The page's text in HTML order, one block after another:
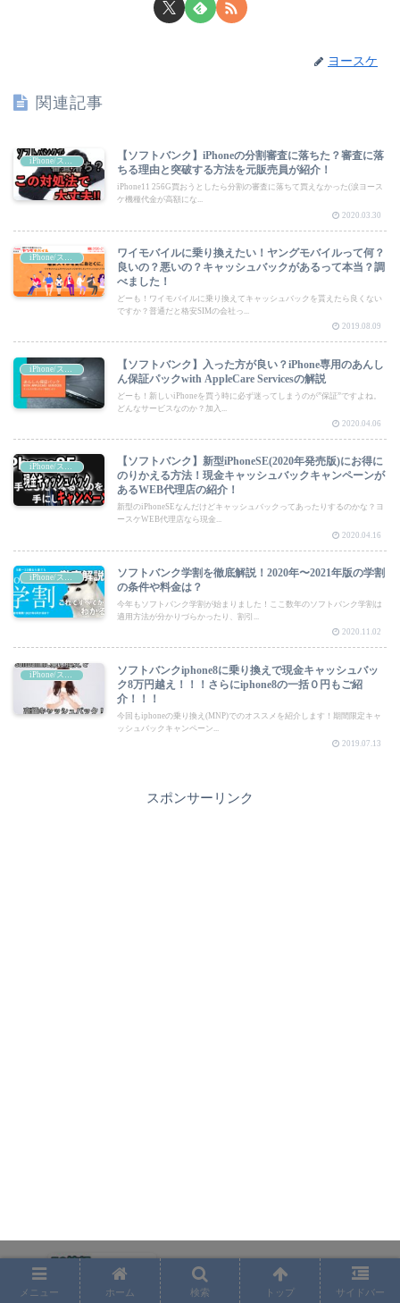
ヨースケ
関連記事
【ソフトバンク】iPhoneの分割審査に落ちた？審査に落
ちる理由と突破する方法を元販売員が紹介！
iPhone11 256G買おうとしたら分割の審査に落ちて買えなかった(涙ヨース
ケ機種代金が高額にな...
2020.03.30
iPhone/スマートフォン
ワイモバイルに乗り換えたい！ヤングモバイルって何？
良いの？悪いの？キャッシュバックがあるって本当？調
べました！
どーも！ワイモバイルに乗り換えてキャッシュバックを貰えたら良くない
ですか？普通だと格安SIMの会社っ...
2019.08.09
【ソフトバンク】入った方が良い？iPhone専用のあんし
ん保証パックwith AppleCare Servicesの解説
どーも！新しいiPhoneを買う時に必ず迷ってしまうのが”保証”ですよね。
どんなサービスなのか？加入...
2020.04.06
【ソフトバンク】新型iPhoneSE(2020年発売版)にお得に
のりかえる方法！現金キャッシュバックキャンペーンが
あるWEB代理店の紹介！
新型のiPhoneSEなんだけどキャッシュバックってあったりするのかな？ヨ
ースケWEB代理店なら現金...
2020.04.16
iPhone/スマートフォン
ソフトバンク学割を徹底解説！2020年〜2021年版の学割
の条件や料金は？
今年もソフトバンク学割が始まりました！ここ数年のソフトバンク学割は
適用方法が分かりづらかったり、割引...
2020.11.02
iPhone/スマートフォン
ソフトバンクiphone8に乗り換えで現金キャッシュバッ
ク8万円越え！！！さらにiphone8の一括０円もご紹
介！！！
今回もiphoneの乗り換え(MNP)でのオススメを紹介します！期間限定キャ
ッシュバックキャンペーン...
2019.07.13
スポンサーリンク
【softbank】ソフトバンクの5Gはどうなる？
何が変わるの？金額は？機種は？調べまし
た！
メニュー ホーム 検索 トップ サイドバー